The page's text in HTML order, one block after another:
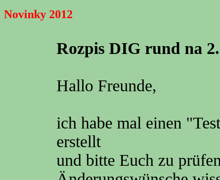
Novinky 2012
Rozpis DIG rund na
Hallo Freunde,
ich habe mal einen
erstellt
und bitte Euch zu